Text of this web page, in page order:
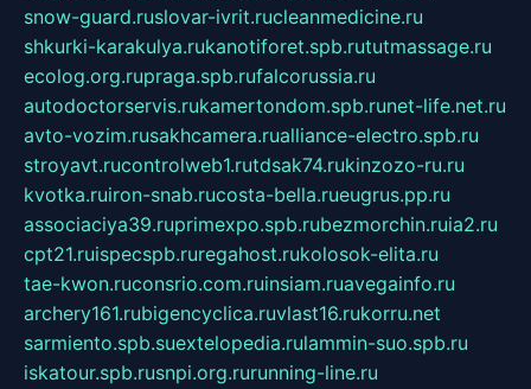
snow-guard.ruslovar-ivrit.rucleanmedicine.ru
shkurki-karakulya.rukanotiforet.spb.rututmassage.ru
ecolog.org.rupraga.spb.rufalcorussia.ru
autodoctorservis.rukamertondom.spb.runet-life.net.ru
avto-vozim.rusakhcamera.rualliance-electro.spb.ru
stroyavt.rucontrolweb1.rutdsak74.rukinzozo-ru.ru
kvotka.ruiron-snab.rucosta-bella.rueugrus.pp.ru
associaciya39.ruprimexpo.spb.rubezmorchin.ruia2.ru
cpt21.ruispecspb.ruregahost.rukolosok-elita.ru
tae-kwon.ruconsrio.com.ruinsiam.ruavegainfo.ru
archery161.rubigencyclica.ruvlast16.rukorru.net
sarmiento.spb.suextelopedia.rulammin-suo.spb.ru
iskatour.spb.rusnpi.org.rurunning-line.ru